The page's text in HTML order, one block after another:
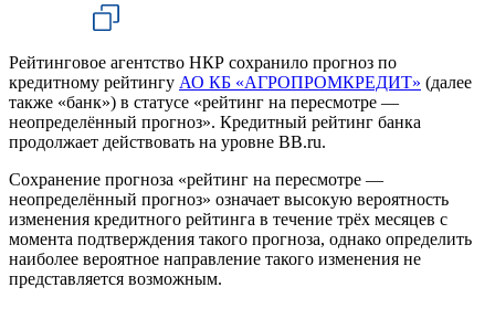
Рейтинговое агентство НКР сохранило прогноз по
кредитному рейтингу АО КБ «АГРОПРОМКРЕДИТ» (далее
также «банк») в статусе «рейтинг на пересмотре —
неопределённый прогноз». Кредитный рейтинг банка
продолжает действовать на уровне BB.ru.
Сохранение прогноза «рейтинг на пересмотре —
неопределённый прогноз» означает высокую вероятность
изменения кредитного рейтинга в течение трёх месяцев с
момента подтверждения такого прогноза, однако определить
наиболее вероятное направление такого изменения не
представляется возможным.